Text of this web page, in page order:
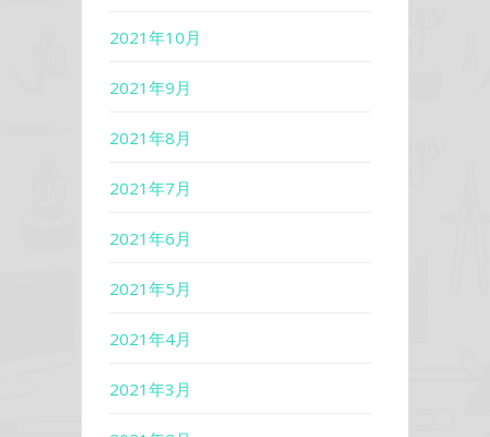
2021年10月
2021年9月
2021年8月
2021年7月
2021年6月
2021年5月
2021年4月
2021年3月